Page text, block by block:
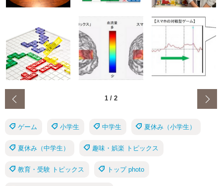
1 / 2
ゲーム 小学生 中学生 夏休み（小学生）
夏休み（中学生） 趣味・娯楽 トピックス
教育・受験 トピックス トップ photo